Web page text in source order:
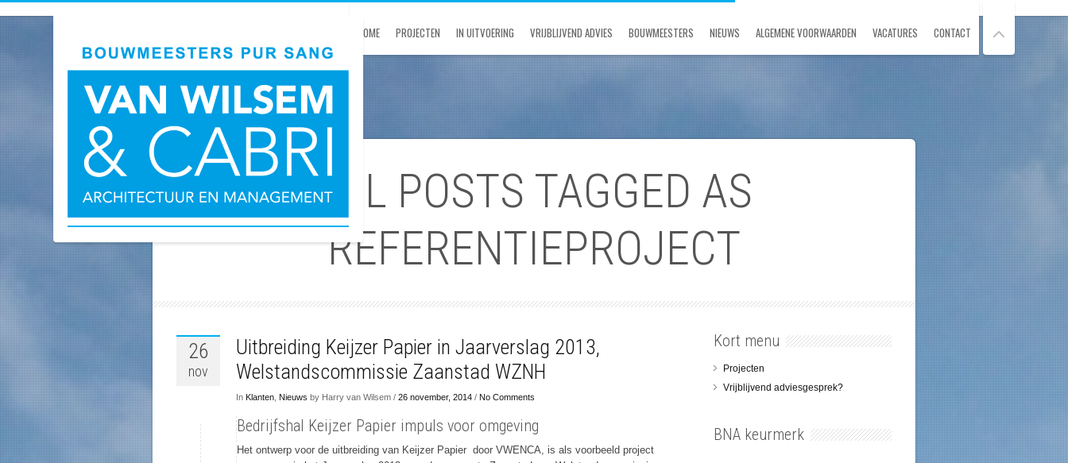
HOME PROJECTEN IN UITVOERING VRIJBLIJVEND ADVIES BOUWMEESTERS NIEUWS ALGEMENE VOORWAARDEN VACATURES CONTACT
ALL POSTS TAGGED AS
REFERENTIEPROJECT
26
nov
Uitbreiding Keijzer Papier in Jaarverslag 2013,
Welstandscommissie Zaanstad WZNH
In Klanten Nieuws by Harry van Wilsem / 26 november, 2014 / No Comments
Bedrijfshal Keijzer Papier impuls voor omgeving
Het ontwerp voor de uitbreiding van Keijzer Papier door VWENCA, is als voorbeeld project
Kort menu
Projecten
Vrijblijvend adviesgesprek?
BNA keurmerk